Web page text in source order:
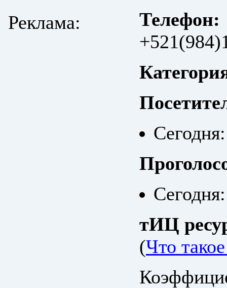
Реклама:
Телефон:
тИЦ
(Что